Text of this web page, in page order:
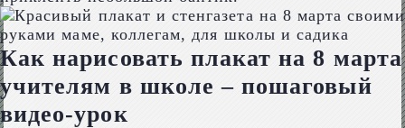
Как нарисовать плакат на 8 марта
учителям в школе – пошаговый
видео-урок